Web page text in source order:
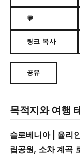
💬
링크 복사
공유
목적지와 여행
슬로베니아 | 율리
립공원, 소차 계곡